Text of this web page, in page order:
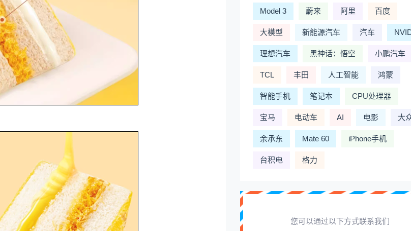
Model 3 蔚来 阿里 百度
大模型 新能源汽车 汽车
理想汽车 黑神话：悟空 小鹏汽车
TCL 丰田 人工智能 鸿蒙
智能手机 笔记本 CPU处理器
宝马 电动车 AI 电影 大
余承东 Mate 60 iPhone手机
台积电 格力
您可以通过以下方式联系我们